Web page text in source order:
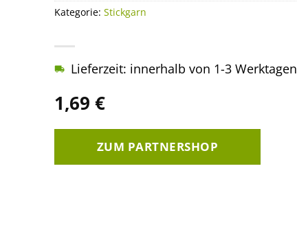
1,69 €
Lieferzeit: innerhalb von 1-3 Werktagen
ZUM PARTNERSHOP
Kategorie: Stickgarn